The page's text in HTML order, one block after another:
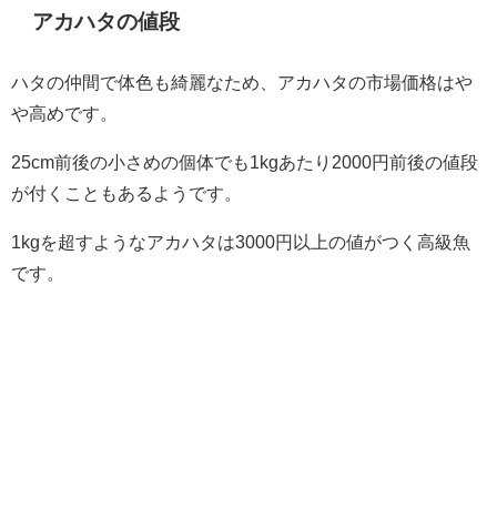
アカハタの値段
ハタの仲間で体色も綺麗なため、アカハタの市場価格はや
や高めです。
25cm前後の小さめの個体でも1kgあたり2000円前後の値段
が付くこともあるようです。
1kgを超すようなアカハタは3000円以上の値がつく高級魚
です。